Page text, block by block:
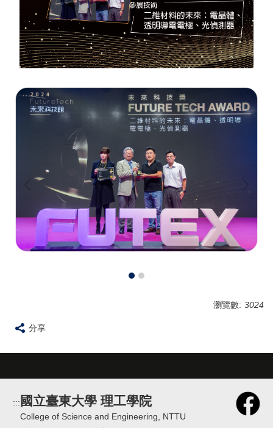
瀏覽數: 3024
分享
::: 國立臺東大學 理工學院
College of Science and Engineering, NTTU